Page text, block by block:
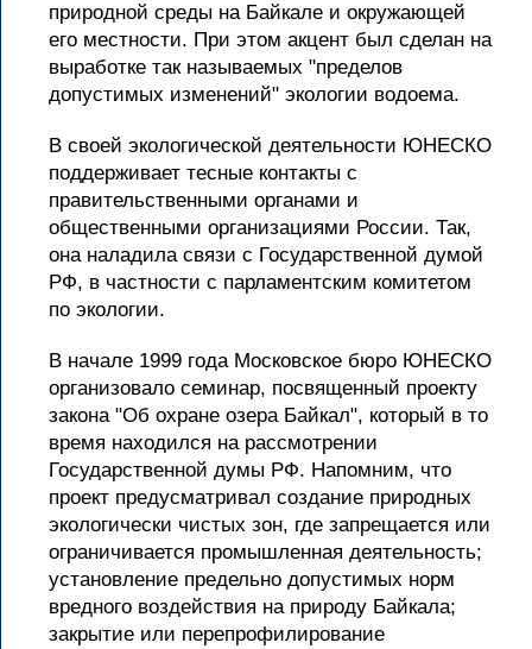
природной среды на Байкале и окружающей
его местности. При этом акцент был сделан на
выработке так называемых "пределов
допустимых изменений" экологии водоема.
В своей экологической деятельности ЮНЕСКО
поддерживает тесные контакты с
правительственными органами и
общественными организациями России. Так,
она наладила связи с Государственной думой
РФ, в частности с парламентским комитетом
по экологии.
В начале 1999 года Московское бюро ЮНЕСКО
организовало семинар, посвященный проекту
закона "Об охране озера Байкал", который в то
время находился на рассмотрении
Государственной думы РФ. Напомним, что
проект предусматривал создание природных
экологически чистых зон, где запрещается или
ограничивается промышленная деятельность;
установление предельно допустимых норм
вредного воздействия на природу Байкала;
закрытие или перепрофилирование